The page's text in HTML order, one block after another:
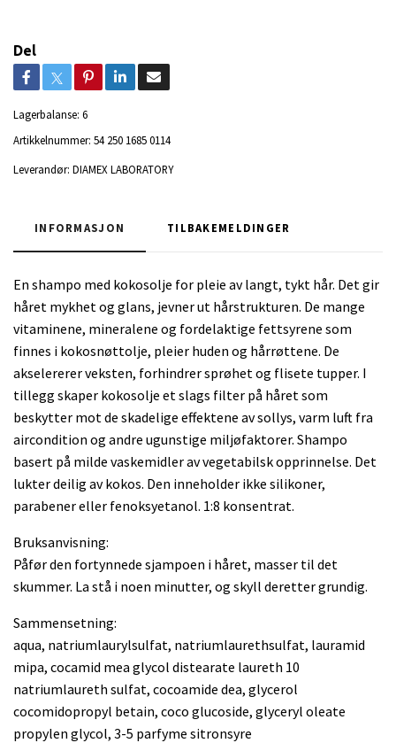
Del
Lagerbalanse: 6
Artikkelnummer: 54 250 1685 0114
Leverandør: DIAMEX LABORATORY
INFORMASJON TILBAKEMELDINGER
En shampo med kokosolje for pleie av langt, tykt hår. Det gir
håret mykhet og glans, jevner ut hårstrukturen. De mange
vitaminene, mineralene og fordelaktige fettsyrene som
finnes i kokosnøttolje, pleier huden og hårrøttene. De
akselererer veksten, forhindrer sprøhet og flisete tupper. I
tillegg skaper kokosolje et slags filter på håret som
beskytter mot de skadelige effektene av sollys, varm luft fra
aircondition og andre ugunstige miljøfaktorer. Shampo
basert på milde vaskemidler av vegetabilsk opprinnelse. Det
lukter deilig av kokos. Den inneholder ikke silikoner,
parabener eller fenoksyetanol. 1:8 konsentrat.
Bruksanvisning:
Påfør den fortynnede sjampoen i håret, masser til det
skummer. La stå i noen minutter, og skyll deretter grundig.
Sammensetning:
aqua, natriumlaurylsulfat, natriumlaurethsulfat, lauramid
mipa, cocamid mea glycol distearate laureth 10
natriumlaureth sulfat, cocoamide dea, glycerol
cocomidopropyl betain, coco glucoside, glyceryl oleate
propylen glycol, 3-5 parfyme sitronsyre